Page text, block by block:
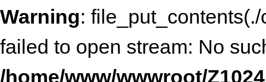
Warning:
failed to open stream: No
/home/www/wwwroot/